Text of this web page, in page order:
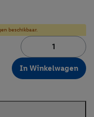
beschikbaar.
In Winkelwagen